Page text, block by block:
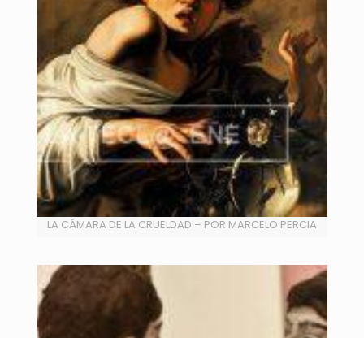
LA CÁMARA DE LA CRUELDAD – POR MARCELO PERCIA